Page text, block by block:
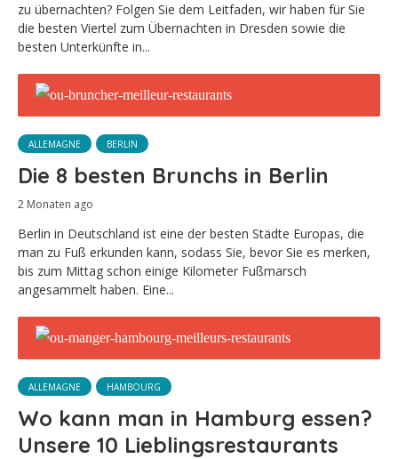
zu übernachten? Folgen Sie dem Leitfaden, wir haben für Sie
die besten Viertel zum Übernachten in Dresden sowie die
besten Unterkünfte in...
ALLEMAGNE BERLIN
Die 8 besten Brunchs in Berlin
2 Monaten ago
Berlin in Deutschland ist eine der besten Städte Europas, die
man zu Fuß erkunden kann, sodass Sie, bevor Sie es merken,
bis zum Mittag schon einige Kilometer Fußmarsch
angesammelt haben. Eine...
ALLEMAGNE HAMBOURG
Wo kann man in Hamburg essen?
Unsere 10 Lieblingsrestaurants